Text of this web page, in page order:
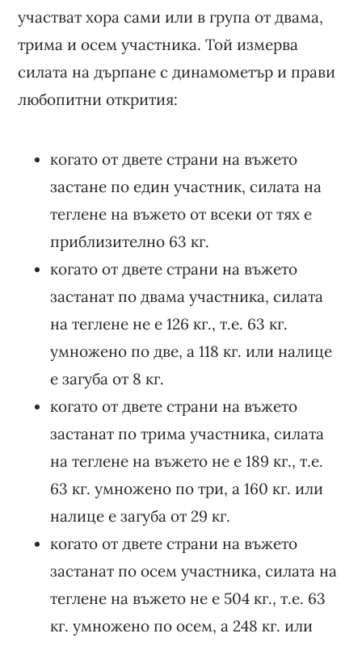
участват хора сами или в група от двама,
трима и осем участника. Той измерва
силата на дърпане с динамометър и прави
любопитни открития:
когато от двете страни на въжето
застане по един участник, силата на
теглене на въжето от всеки от тях е
приблизително 63 кг.
когато от двете страни на въжето
застанат по двама участника, силата
на теглене не е 126 кг., т.е. 63 кг.
умножено по две, а 118 кг. или налице
е загуба от 8 кг.
когато от двете страни на въжето
застанат по трима участника, силата
на теглене на въжето не е 189 кг., т.е.
63 кг. умножено по три, а 160 кг. или
налице е загуба от 29 кг.
когато от двете страни на въжето
застанат по осем участника, силата на
теглене на въжето не е 504 кг., т.е. 63
кг. умножено по осем, а 248 кг. или